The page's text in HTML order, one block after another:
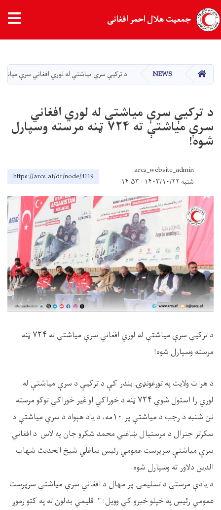
content
جمعیت هلال احمر افغانی
HOME
NEWS د ترکيې سرې میاشتې له لوري افغاني سرې میاشتې ته ۷۲۴ ټنه مرسته
د ترکيې سرې میاشتې له لوري افغاني
سرې میاشتې ته ۷۲۴ ټنه مرسته وسپارل
شوه!
arcs_website_admin
شنبه ۱۴۰۳/۱۰/۲۲ - ۱۴:۵۳
https://arcs.af/dr/node/4119
د ترکيې سرې میاشتې له لوري افغاني سرې میاشتې ته ۷۲۴ ټنه
مرسته وسپارل شوه!
د هرات ولایت په تورغونډۍ بندر کې د ترکيې د سرې میاشتې له
لوري را استول شوې ۷۲۴ ټنه د خوراکي او غیر خوراکي توکو مرسته
نن شنبه د رجب د میاشتې پر ۱۰مه، د یاد هېواد د سرې میاشتې د
سکرتر جنرال د مرستیال ښاغلي محمد شکرو جان په لاس د افغاني
سرې میاشتې سرپرست عمومي رئیس ښاغلي شیخ الحدیث شهاب
الدین دلاور ته وسپارل شوه.
د یادې مرستې د تسليمۍ پر مهال د افغاني سرې میاشتې سرپرست
عمومي رئیس په خپلو خبرو کې وویل: " اقلیمي بدلون ته په کتو زموږ